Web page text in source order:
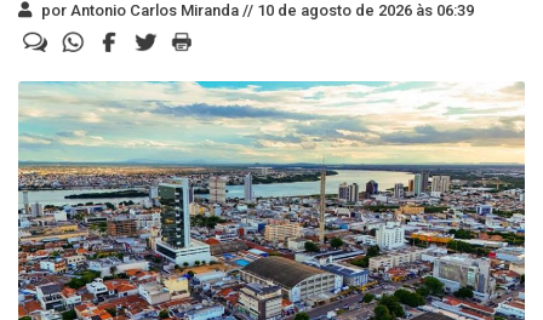
por Antonio Carlos Miranda // 10 de agosto de 2026 às 06:39